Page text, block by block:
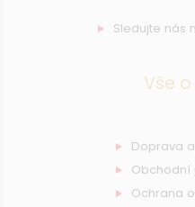
Sledujte nás
Vše
Doprava
Obchodní
Ochrana